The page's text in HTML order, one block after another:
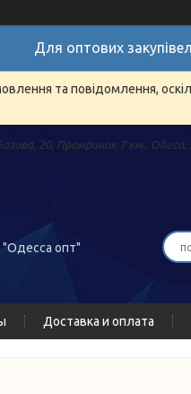
Для оптових
та повідомлення,
20, Промринок 7 км., Одеса,
опт"
Доставка и оплата